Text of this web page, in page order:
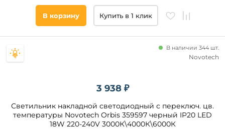
освещения,
Наличие
В корзину Купить в 1 клик
3 938 ₽
Светильник накладной светодиодный с переключ. цв.
температуры Novotech Orbis 359597 черный IP20 LED
18W 220-240V 3000К\4000К\6000К
В наличии 344 шт.
Novotech